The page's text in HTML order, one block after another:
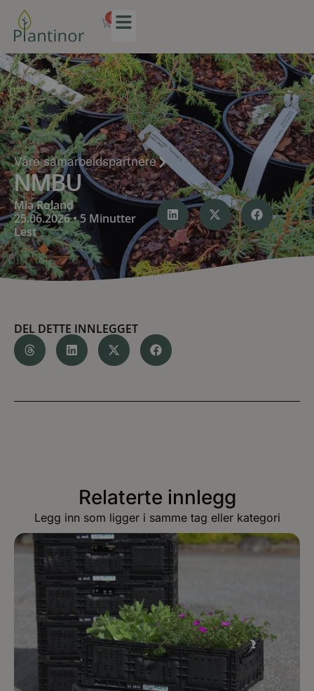
0
Våre samarbeidspartnere
NMBU
Mia Roland
25.06.2026 • 5 Minutter
Lest
DEL DETTE INNLEGGET
Relaterte innlegg
Legg inn som ligger i samme tag eller kategori